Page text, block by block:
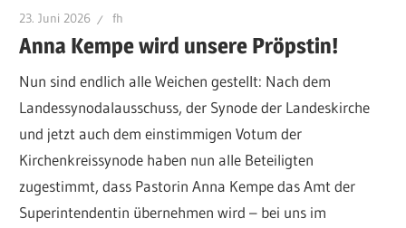
23. Juni 2026 fh
Anna Kempe wird unsere Pröpstin!
Nun sind endlich alle Weichen gestellt: Nach dem
Landessynodalausschuss, der Synode der Landeskirche
und jetzt auch dem einstimmigen Votum der
Kirchenkreissynode haben nun alle Beteiligten
zugestimmt, dass Pastorin Anna Kempe das Amt der
Superintendentin übernehmen wird – bei uns im